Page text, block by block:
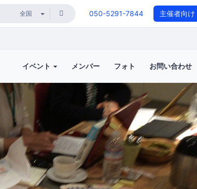
050-5291-7844 主催者向け
イベント メンバー フォト お問い合わせ